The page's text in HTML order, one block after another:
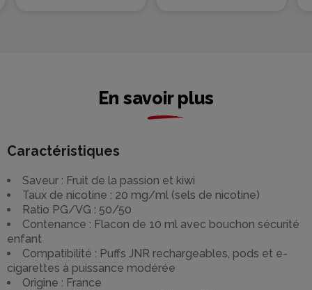
En savoir plus
Caractéristiques
Saveur : Fruit de la passion et kiwi
Taux de nicotine : 20 mg/ml (sels de nicotine)
Ratio PG/VG : 50/50
Contenance : Flacon de 10 ml avec bouchon sécurité
enfant
Compatibilité : Puffs JNR rechargeables, pods et e-
cigarettes à puissance modérée
Origine : France